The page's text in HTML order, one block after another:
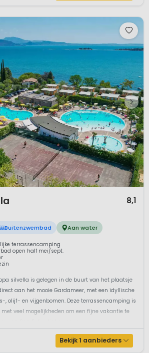
8,1
Buitenzwembad Aan water
terrassencamping
open half mei/sept.
silvella is gelegen in de buurt van het plaatsje
aan het mooie Gardameer, met een idyllische
, olijf- en vijgenbomen. Deze terrassencamping is
veel mogelijkheden om een fijne vakantie te
Bekijk 1 aanbieders